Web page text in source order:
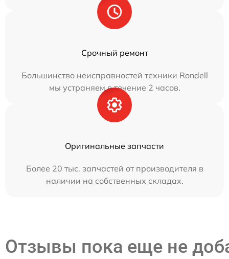
Срочный ремонт
Большинство неисправностей техники Rondell
мы устраняем в течение 2 часов.
Оригинальные запчасти
Более 20 тыс. запчастей от производителя в
наличии на собственных складах.
Отзывы пока еще не